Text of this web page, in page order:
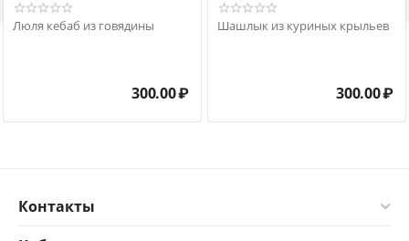
Люля кебаб из говядины
300.00₽
Шашлык из куриных крыльев
300.00₽
Контакты